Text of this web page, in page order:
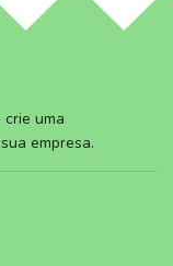
uma
empresa.